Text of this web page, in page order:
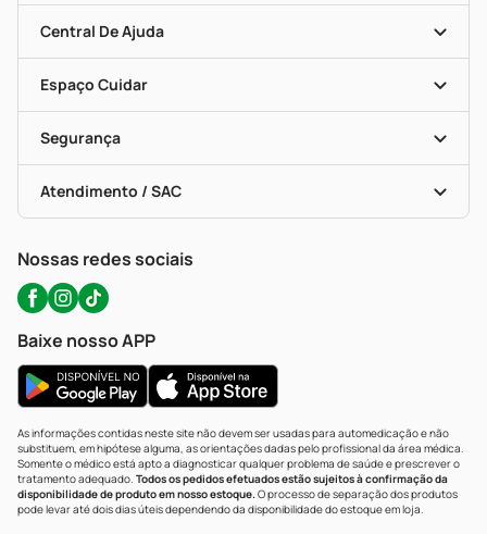
Mapa De Categorias
Blog Da PP
Seja Uma Loja Parceira
Clube PP
Convênios
Programa Popular Do Brasil
Encarte De Ofertas
Dermaclub
Descontos De Laboratório (PBM)
Cupons E Ofertas
Central De Ajuda
Entrega
Recompra Programada
Compras Com Receita
Alomed (tele-Entrega)
Formas De Pagamento
Troca E Devolução
Bulas De A A Z
Políticas De Marketplace
Espaço Cuidar
Vacinas
Serviços Farmacêuticos
Testes Rápidos
Autoteste Covid-19
Segurança
Certificado De Segurança
Portal Da Privacidade
Atendimento / SAC
WhatsApp (47) 9202-1687
Nossas redes sociais
Baixe nosso APP
As informações contidas neste site não devem ser usadas para automedicação e não
substituem, em hipótese alguma, as orientações dadas pelo profissional da área médica.
Somente o médico está apto a diagnosticar qualquer problema de saúde e prescrever o
tratamento adequado. Todos os pedidos efetuados estão sujeitos à confirmação da
disponibilidade de produto em nosso estoque.O processo de separação dos produtos
pode levar até dois dias úteis dependendo da disponibilidade do estoque em loja.